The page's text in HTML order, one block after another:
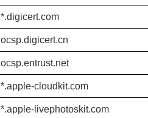
*.digicert.com
ocsp.digicert.cn
ocsp.entrust.net
*.apple-cloudkit.com
*.apple-livephotoskit.com